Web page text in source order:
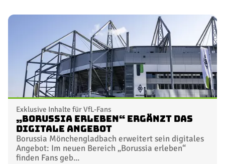
Exklusive Inhalte für VfL-Fans
„Borussia erleben“ ergänzt das
digitale Angebot
Borussia Mönchengladbach erweitert sein digitales
Angebot: Im neuen Bereich „Borussia erleben“
finden Fans geb...